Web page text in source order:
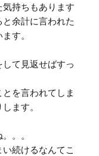
持ちもあります
余計に言われた
す。
して見返せばすっ
を言われてしま
ます。
。。
続けるなんてこ